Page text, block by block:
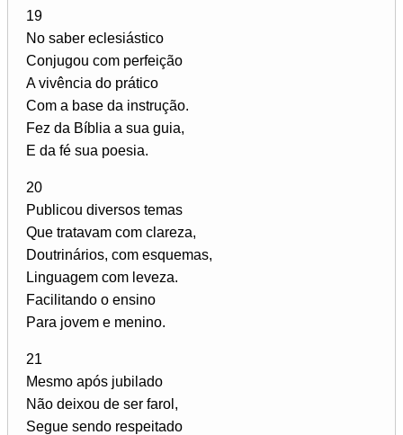
19
No saber eclesiástico
Conjugou com perfeição
A vivência do prático
Com a base da instrução.
Fez da Bíblia a sua guia,
E da fé sua poesia.
20
Publicou diversos temas
Que tratavam com clareza,
Doutrinários, com esquemas,
Linguagem com leveza.
Facilitando o ensino
Para jovem e menino.
21
Mesmo após jubilado
Não deixou de ser farol,
Segue sendo respeitado